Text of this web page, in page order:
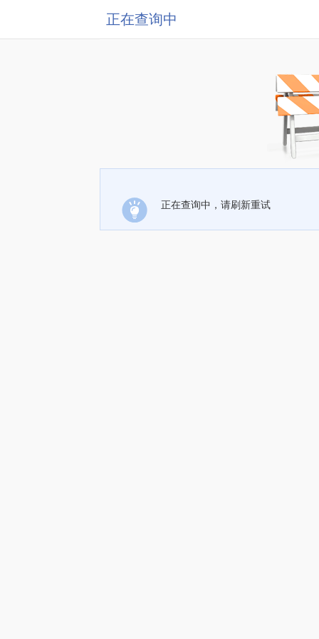
正在查询中
正在查询中，请刷新重试